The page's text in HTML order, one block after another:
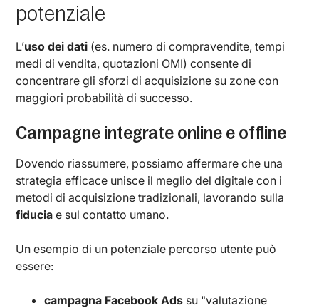
potenziale
L’uso dei dati (es. numero di compravendite, tempi
medi di vendita, quotazioni OMI) consente di
concentrare gli sforzi di acquisizione su zone con
maggiori probabilità di successo.
Campagne integrate online e offline
Dovendo riassumere, possiamo affermare che una
strategia efficace unisce il meglio del digitale con i
metodi di acquisizione tradizionali, lavorando sulla
fiduciae sul contatto umano.
Un esempio di un potenziale percorso utente può
essere:
campagna Facebook Ads su "valutazione